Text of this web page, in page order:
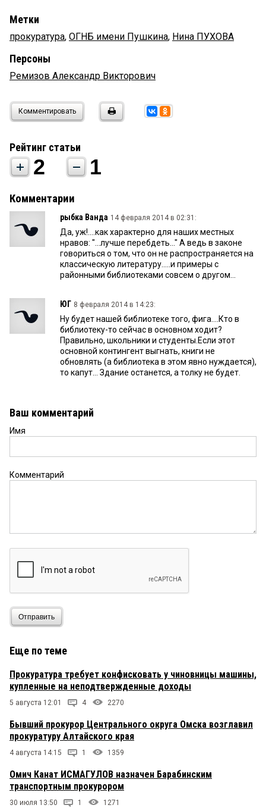
Метки
прокуратура, ОГНБ имени Пушкина, Нина ПУХОВА
Персоны
Ремизов Александр Викторович
Комментировать
Рейтинг статьи
2 1
Комментарии
рыбка Ванда 14 февраля 2014 в 02:31:
Да, уж!....как характерно для наших местных
нравов: "...лучше перебдеть..." А ведь в законе
говориться о том, что он не распространяется на
классическую литературу.....и примеры с
районными библиотеками совсем о другом...
ЮГ 8 февраля 2014 в 14:23:
Ну будет нашей библиотеке того, фига....Кто в
библиотеку-то сейчас в основном ходит?
Правильно, школьники и студенты.Если этот
основной контингент выгнать, книги не
обновлять (а библиотека в этом явно нуждается),
то капут... Здание останется, а толку не будет.
Ваш комментарий
Имя
Комментарий
Отправить
Еще по теме
Прокуратура требует конфисковать у чиновницы машины,
купленные на неподтвержденные доходы
5 августа 12:01 4 2270
Бывший прокурор Центрального округа Омска возглавил
прокуратуру Алтайского края
4 августа 14:15 1 1359
Омич Канат ИСМАГУЛОВ назначен Барабинским
транспортным прокурором
30 июля 13:50 1 1271